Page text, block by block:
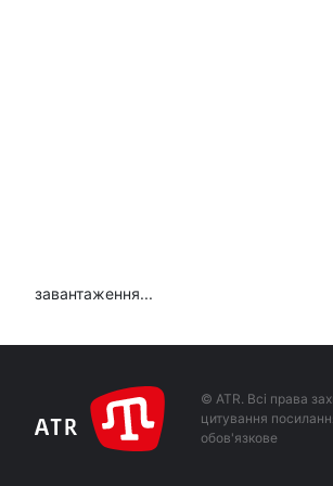
завантаження...
© ATR. Всі права
цитування
обов'язкове